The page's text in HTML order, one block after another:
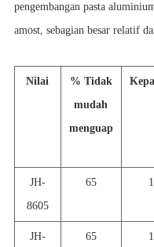
pengembangan pasta
amost, sebagian besar relatif
Nilai
% Tidak
mudah
menguap
JH-
8605
65
JH-
65